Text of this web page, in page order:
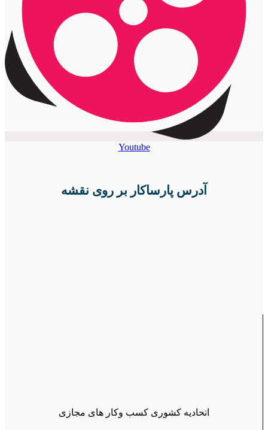
Youtube
آدرس پارساکار بر روی نقشه
اتحادیه کشوری کسب وکار های مجازی